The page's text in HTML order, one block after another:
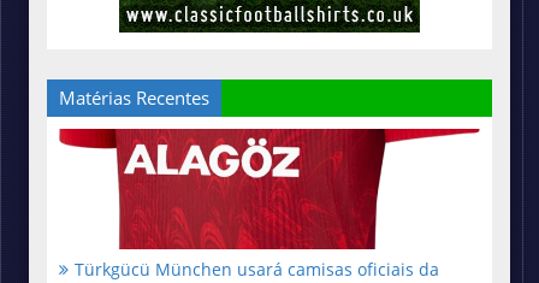
Matérias Recentes
Türkgücü München usará camisas oficiais da